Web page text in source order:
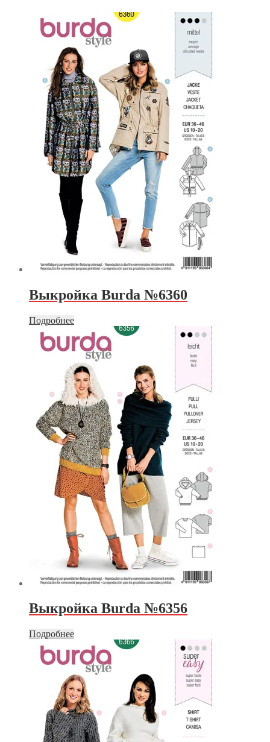
Выкройка Burda №6360
Подробнее
Выкройка Burda №6356
Подробнее